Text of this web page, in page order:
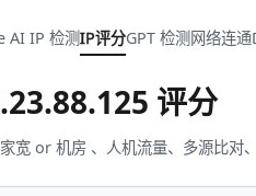
AI IP 检测IP评分GPT 检测网络连通
评分
宽 or 机房 、人机流量、多源比对